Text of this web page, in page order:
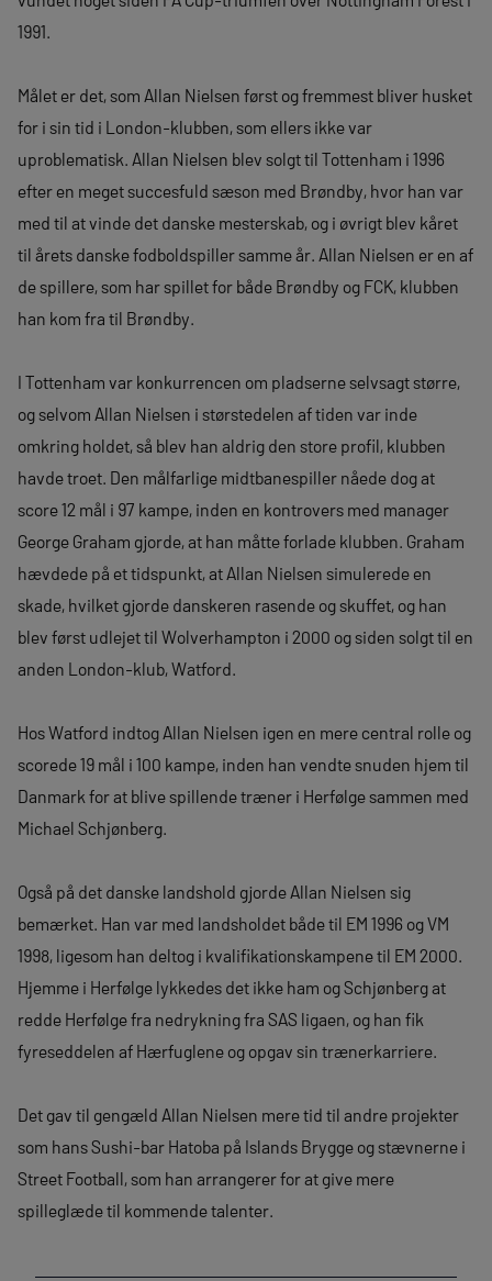
1991.
Målet er det, som Allan Nielsen først og fremmest bliver husket
for i sin tid i London-klubben, som ellers ikke var
uproblematisk. Allan Nielsen blev solgt til Tottenham i 1996
efter en meget succesfuld sæson med Brøndby, hvor han var
med til at vinde det danske mesterskab, og i øvrigt blev kåret
til årets danske fodboldspiller samme år. Allan Nielsen er en af
de spillere, som har spillet for både Brøndby og FCK, klubben
han kom fra til Brøndby.
I Tottenham var konkurrencen om pladserne selvsagt større,
og selvom Allan Nielsen i størstedelen af tiden var inde
omkring holdet, så blev han aldrig den store profil, klubben
havde troet. Den målfarlige midtbanespiller nåede dog at
score 12 mål i 97 kampe, inden en kontrovers med manager
George Graham gjorde, at han måtte forlade klubben. Graham
hævdede på et tidspunkt, at Allan Nielsen simulerede en
skade, hvilket gjorde danskeren rasende og skuffet, og han
blev først udlejet til Wolverhampton i 2000 og siden solgt til en
anden London-klub, Watford.
Hos Watford indtog Allan Nielsen igen en mere central rolle og
scorede 19 mål i 100 kampe, inden han vendte snuden hjem til
Danmark for at blive spillende træner i Herfølge sammen med
Michael Schjønberg.
Også på det danske landshold gjorde Allan Nielsen sig
bemærket. Han var med landsholdet både til EM 1996 og VM
1998, ligesom han deltog i kvalifikationskampene til EM 2000.
Hjemme i Herfølge lykkedes det ikke ham og Schjønberg at
redde Herfølge fra nedrykning fra SAS ligaen, og han fik
fyreseddelen af Hærfuglene og opgav sin trænerkarriere.
Det gav til gengæld Allan Nielsen mere tid til andre projekter
som hans Sushi-bar Hatoba på Islands Brygge og stævnerne i
Street Football, som han arrangerer for at give mere
spilleglæde til kommende talenter.